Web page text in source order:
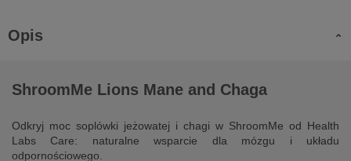
Opis
ShroomMe Lions Mane and Chaga
Odkryj moc soplówki jeżowatej i chagi w ShroomMe od Health
Labs Care: naturalne wsparcie dla mózgu i układu
odpornościowego.